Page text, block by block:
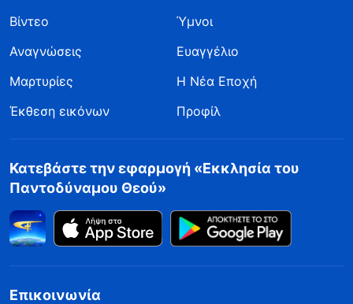
Βίντεο
Ύμνοι
Αναγνώσεις
Ευαγγέλιο
Μαρτυρίες
Η Νέα Εποχή
Έκθεση εικόνων
Προφίλ
Κατεβάστε την εφαρμογή «Εκκλησία του
Παντοδύναμου Θεού»
Επικοινωνία